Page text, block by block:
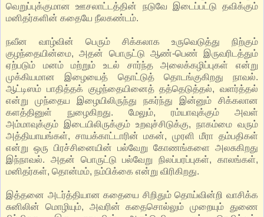
வெறுப்புக்குமான ஊசலாட்டத்தின் நடுவே இடைப்பட்டு தவிக்கும்
மனிதர்களின் கதையே நீலகண்டம்.
நவீன வாழ்வின் பெரும் சிக்கலாக உருவெடுத்து நிற்கும்
குழந்தையின்மை, அதன் பொருட்டு ஆண்-பெண் இருவரிடத்தும்
ஏற்படும் மனம் மற்றும் உடல் சார்ந்த அலைக்கழிப்புகள் என்று
முக்கியமான இழையைத் தொட்டுத் தொடங்குகிறது நாவல்.
ஆட்டிஸம் பாதித்தக் குழந்தையினைத் தத்தெடுத்தல், வளர்த்தல்
என்று முந்தைய இழையிலிருந்து நகர்ந்து இன்னும் சிக்கலான
களத்தினுள் நுழைகிறது. மேலும், ரம்யாவுக்கும் அவள்
அம்மாவுக்கும் இடையிலிருக்கும் உறவுச்சிடுக்கு, நாகம்மை வரும்
அத்தியாயங்கள், சாயக்காட்டாரின் மகன், முரளி மீரா தம்பதிகள்
என்று ஒரு பிரச்சினையின் பல்வேறு கோணங்களை அலசுகிறது
இந்நாவல். அதன் பொருட்டு பல்வேறு நிலப்பரப்புகள், காலங்கள்,
மனிதர்கள், தொன்மம், நம்பிக்கை என்று விரிகிறது.
இத்தனை அடர்த்தியான கதையை சிறிதும் தொய்வின்றி வாசிக்க
சுனிலின் மொழியும், அவரின் கதைசொல்லும் முறையும் துணை